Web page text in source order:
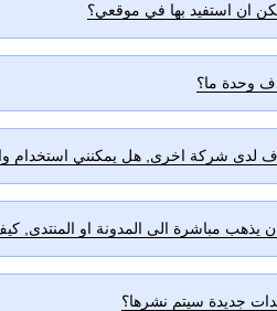
ان استفيد بها في موقعي؟
وحدة ما؟
لدى شركة اخرى, هل يمكنني استخدام
ان يذهب مباشرة الى المدونة او المنتدى,
جديدة سيتم نشرها؟